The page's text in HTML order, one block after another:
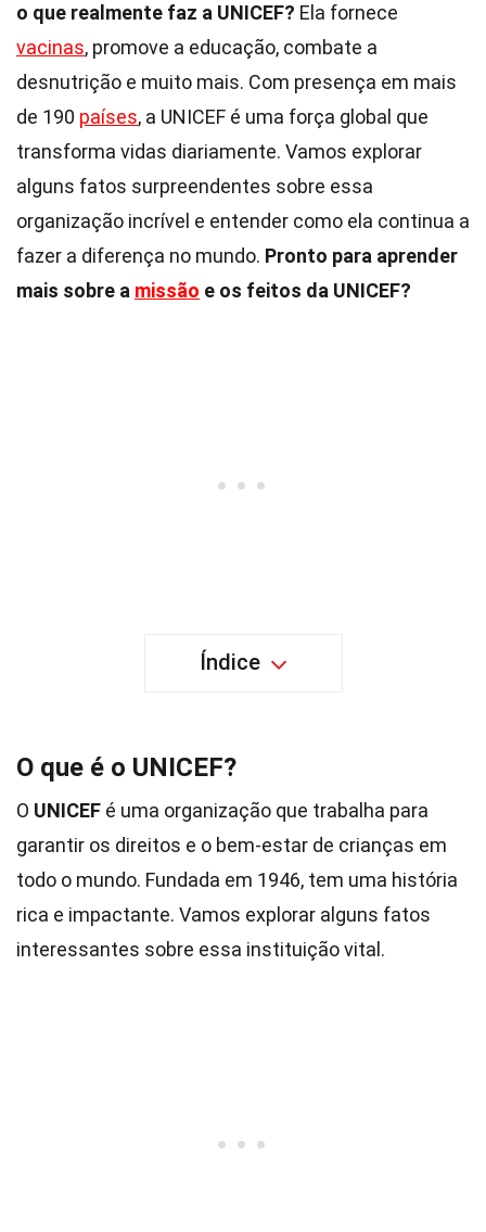
o que realmente faz a UNICEF? Ela fornece
vacinas, promove a educação, combate a
desnutrição e muito mais. Com presença em mais
de 190 países, a UNICEF é uma força global que
transforma vidas diariamente. Vamos explorar
alguns fatos surpreendentes sobre essa
organização incrível e entender como ela continua a
fazer a diferença no mundo. Pronto para aprender
mais sobre a missão e os feitos da UNICEF?
Índice
O que é o UNICEF?
O UNICEF é uma organização que trabalha para
garantir os direitos e o bem-estar de crianças em
todo o mundo. Fundada em 1946, tem uma história
rica e impactante. Vamos explorar alguns fatos
interessantes sobre essa instituição vital.